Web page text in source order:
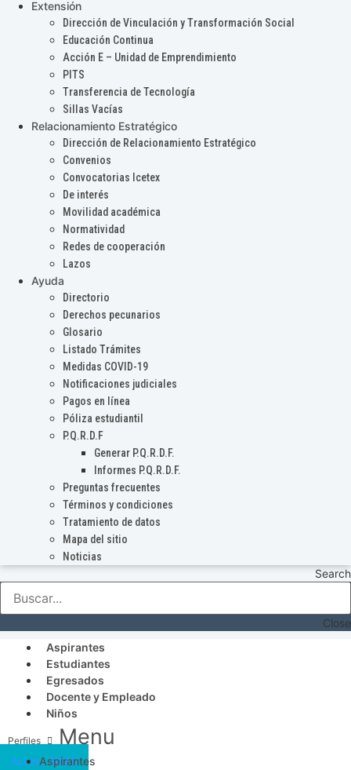
Extensión
Dirección de Vinculación y Transformación Social
Educación Continua
Acción E – Unidad de Emprendimiento
PITS
Transferencia de Tecnología
Sillas Vacías
Relacionamiento Estratégico
Dirección de Relacionamiento Estratégico
Convenios
Convocatorias Icetex
De interés
Movilidad académica
Normatividad
Redes de cooperación
Lazos
Ayuda
Directorio
Derechos pecunarios
Glosario
Listado Trámites
Medidas COVID-19
Notificaciones judiciales
Pagos en línea
Póliza estudiantil
P.Q.R.D.F
Generar P.Q.R.D.F.
Informes P.Q.R.D.F.
Preguntas frecuentes
Términos y condiciones
Tratamiento de datos
Mapa del sitio
Noticias
Search
Close
Aspirantes
Estudiantes
Egresados
Docente y Empleado
Niños
Menu
Aspirantes
Acceso SICAU